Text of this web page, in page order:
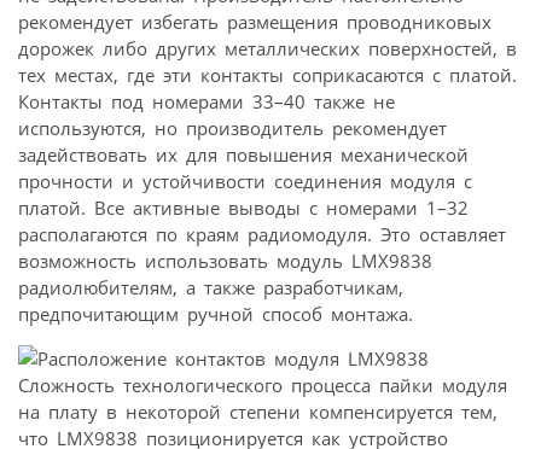
рекомендует избегать размещения проводниковых
дорожек либо других металлических поверхностей, в
тех местах, где эти контакты соприкасаются с платой.
Контакты под номерами 33–40 также не
используются, но производитель рекомендует
задействовать их для повышения механической
прочности и устойчивости соединения модуля с
платой. Все активные выводы с номерами 1–32
располагаются по краям радиомодуля. Это оставляет
возможность использовать модуль LMX9838
радиолюбителям, а также разработчикам,
предпочитающим ручной способ монтажа.
Сложность технологического процесса пайки модуля
на плату в некоторой степени компенсируется тем,
что LMX9838 позиционируется как устройство